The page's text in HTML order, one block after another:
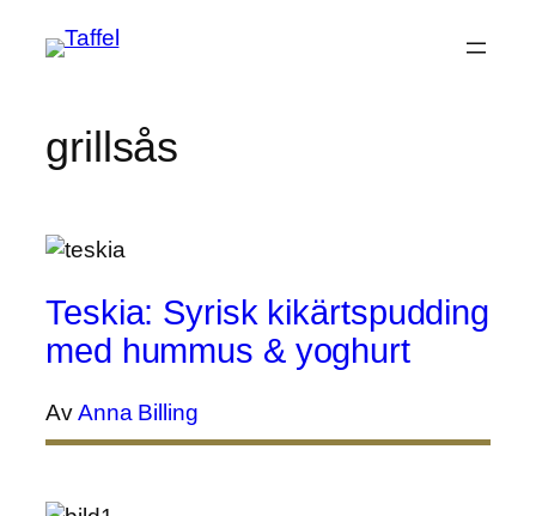
grillsås
Teskia: Syrisk kikärtspudding
med hummus & yoghurt
AvAnna Billing